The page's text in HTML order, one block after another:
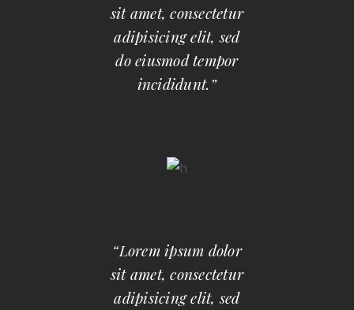
sit amet, consectetur
adipisicing elit, sed
do eiusmod tempor
incididunt.”
“Lorem ipsum dolor
sit amet, consectetur
adipisicing elit, sed